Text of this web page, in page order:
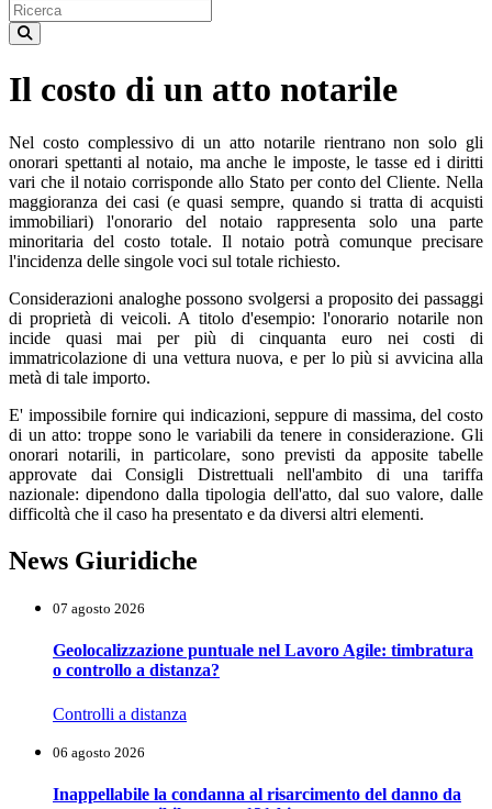
Il costo di un atto notarile
Nel costo complessivo di un atto notarile rientrano non solo gli
onorari spettanti al notaio, ma anche le imposte, le tasse ed i diritti
vari che il notaio corrisponde allo Stato per conto del Cliente. Nella
maggioranza dei casi (e quasi sempre, quando si tratta di acquisti
immobiliari) l'onorario del notaio rappresenta solo una parte
minoritaria del costo totale. Il notaio potrà comunque precisare
l'incidenza delle singole voci sul totale richiesto.
Considerazioni analoghe possono svolgersi a proposito dei passaggi
di proprietà di veicoli. A titolo d'esempio: l'onorario notarile non
incide quasi mai per più di cinquanta euro nei costi di
immatricolazione di una vettura nuova, e per lo più si avvicina alla
metà di tale importo.
E' impossibile fornire qui indicazioni, seppure di massima, del costo
di un atto: troppe sono le variabili da tenere in considerazione. Gli
onorari notarili, in particolare, sono previsti da apposite tabelle
approvate dai Consigli Distrettuali nell'ambito di una tariffa
nazionale: dipendono dalla tipologia dell'atto, dal suo valore, dalle
difficoltà che il caso ha presentato e da diversi altri elementi.
News Giuridiche
07 agosto 2026
Geolocalizzazione puntuale nel Lavoro Agile: timbratura
o controllo a distanza?
Controlli a distanza
06 agosto 2026
Inappellabile la condanna al risarcimento del danno da